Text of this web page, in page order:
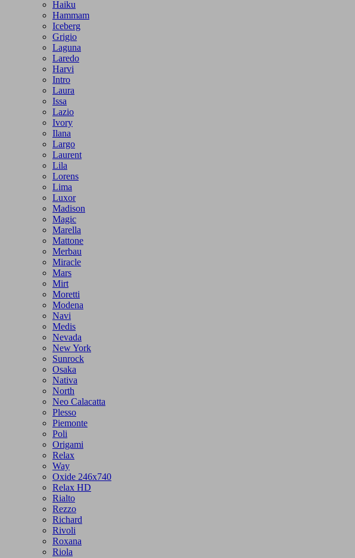
Haiku
Hammam
Iceberg
Grigio
Laguna
Laredo
Harvi
Intro
Laura
Issa
Lazio
Ivory
Ilana
Largo
Laurent
Lila
Lorens
Lima
Luxor
Madison
Magic
Marella
Mattone
Merbau
Miracle
Mars
Mirt
Moretti
Modena
Navi
Medis
Nevada
New York
Sunrock
Osaka
Nativa
North
Neo Calacatta
Plesso
Piemonte
Poli
Origami
Relax
Way
Oxide 246x740
Relax HD
Rialto
Rezzo
Richard
Rivoli
Roxana
Riola